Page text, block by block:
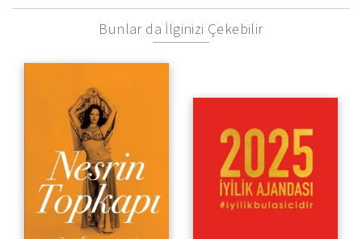
Bunlar da İlginizi Çekebilir